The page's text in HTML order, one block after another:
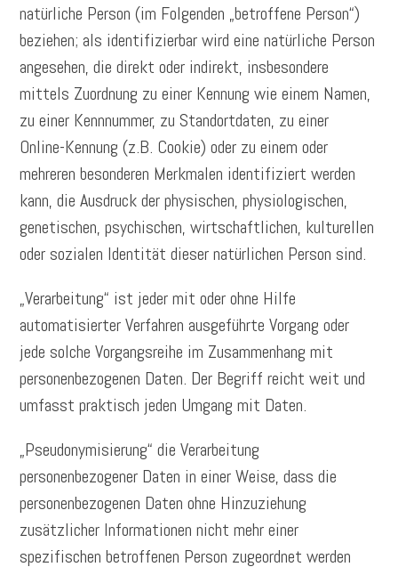
natürliche Person (im Folgenden „betroffene Person“)
beziehen; als identifizierbar wird eine natürliche Person
angesehen, die direkt oder indirekt, insbesondere
mittels Zuordnung zu einer Kennung wie einem Namen,
zu einer Kennnummer, zu Standortdaten, zu einer
Online-Kennung (z.B. Cookie) oder zu einem oder
mehreren besonderen Merkmalen identifiziert werden
kann, die Ausdruck der physischen, physiologischen,
genetischen, psychischen, wirtschaftlichen, kulturellen
oder sozialen Identität dieser natürlichen Person sind.
„Verarbeitung“ ist jeder mit oder ohne Hilfe
automatisierter Verfahren ausgeführte Vorgang oder
jede solche Vorgangsreihe im Zusammenhang mit
personenbezogenen Daten. Der Begriff reicht weit und
umfasst praktisch jeden Umgang mit Daten.
„Pseudonymisierung“ die Verarbeitung
personenbezogener Daten in einer Weise, dass die
personenbezogenen Daten ohne Hinzuziehung
zusätzlicher Informationen nicht mehr einer
spezifischen betroffenen Person zugeordnet werden